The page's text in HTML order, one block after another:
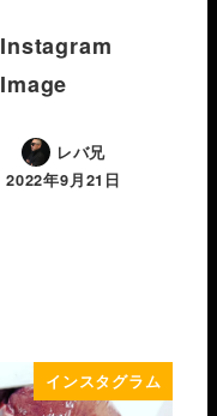
Instagram
Image
レバ兄
2022年9月21日
インスタグラム